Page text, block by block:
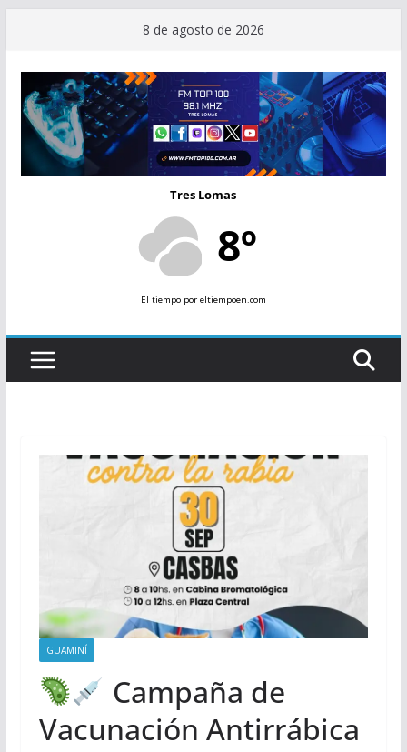
contenido
8 de agosto de 2026
Tres Lomas
8º
El tiempopor eltiempoen.com
GUAMINÍ
Campaña de
Vacunación Antirrábica